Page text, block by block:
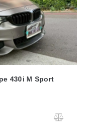
430i M Sport